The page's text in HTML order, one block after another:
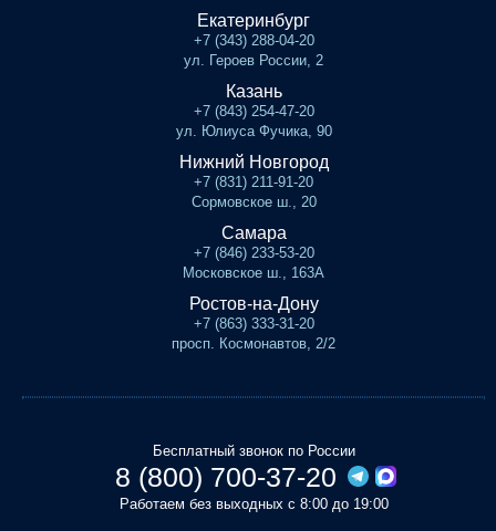
Екатеринбург
+7 (343) 288-04-20
ул. Героев России, 2
Казань
+7 (843) 254-47-20
ул. Юлиуса Фучика, 90
Нижний Новгород
+7 (831) 211-91-20
Сормовское ш., 20
Самара
+7 (846) 233-53-20
Московское ш., 163А
Ростов-на-Дону
+7 (863) 333-31-20
просп. Космонавтов, 2/2
Бесплатный звонок по России
8 (800) 700-37-20
Работаем без выходных с 8:00 до 19:00